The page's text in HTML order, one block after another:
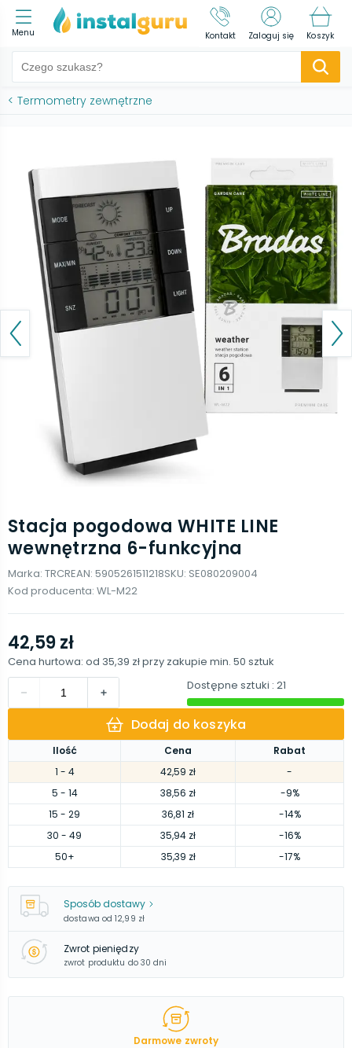
Menu Kontakt Zaloguj się Koszyk
< Termometry zewnętrzne
Stacja pogodowa WHITE LINE
wewnętrzna 6-funkcyjna
Marka: TRCREAN: 5905261511218SKU: SE080209004
Kod producenta: WL-M22
Ilość Cena
Rabat
1 - 4 42,59 zł
-
5 - 14 38,56 zł
-9%
15 - 29 36,81 zł
-14%
30 - 49 35,94 zł
-16%
50+ 35,39 zł -17%
42,59 zł
Cena hurtowa: od 35,39 złprzy zakupie min. 50 sztuk
Dostępne sztuki : 21
Dodaj do koszyka
Sposób dostawy
dostawa od 12,99 zł
Zwrot pieniędzy
zwrot produktu do 30 dni
Darmowe zwroty